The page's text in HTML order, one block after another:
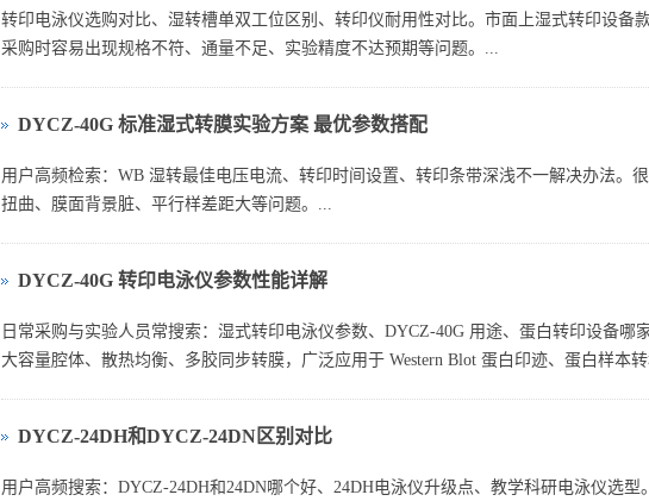
转印电泳仪选购对比、湿转槽单双工位区别、转印仪耐用性对比。市面上湿式转印设备
采购时容易出现规格不符、通量不足、实验精度不达预期等问题。...
DYCZ-40G 标准湿式转膜实验方案 最优参数搭配
用户高频检索：WB 湿转最佳电压电流、转印时间设置、转印条带深浅不一解决办法。
扭曲、膜面背景脏、平行样差距大等问题。...
DYCZ-40G 转印电泳仪参数性能详解
日常采购与实验人员常搜索：湿式转印电泳仪参数、DYCZ-40G 用途、蛋白转印设备哪
大容量腔体、散热均衡、多胶同步转膜，广泛应用于 Western Blot 蛋白印迹、蛋白样本
DYCZ-24DH和DYCZ-24DN区别对比
用户高频搜索：DYCZ-24DH和24DN哪个好、24DH电泳仪升级点、教学科研电泳仪选